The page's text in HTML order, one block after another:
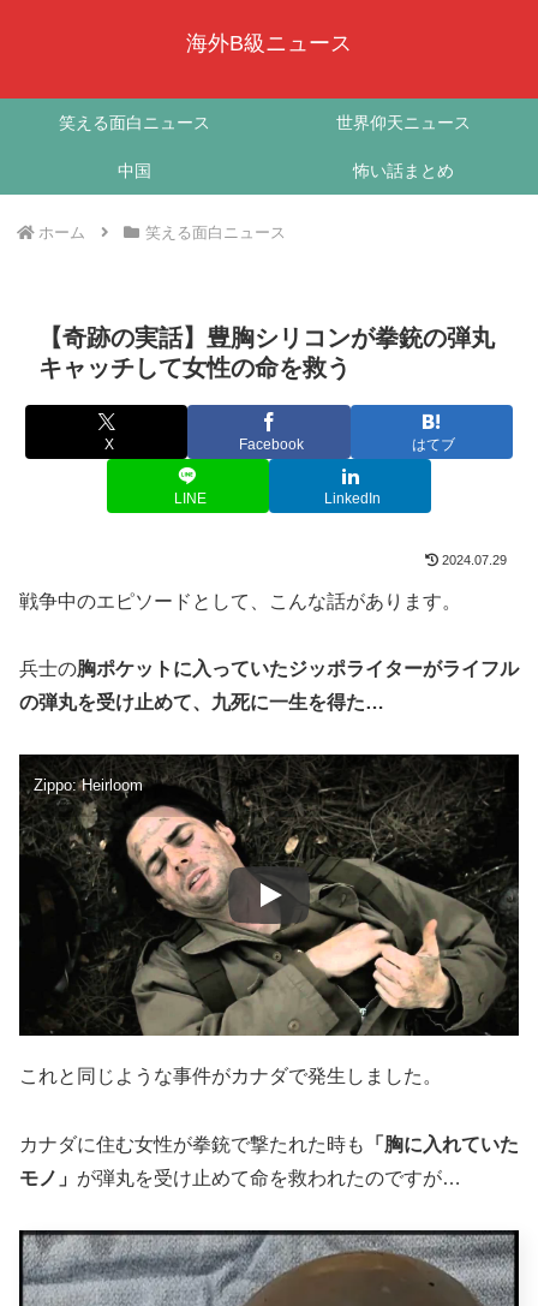
海外B級ニュース
笑える面白ニュース 世界仰天ニュース
中国 怖い話まとめ
ホーム 笑える面白ニュース
【奇跡の実話】豊胸シリコンが拳銃の弾丸
キャッチして女性の命を救う
X Facebook はてブ
LINE LinkedIn
2024.07.29
戦争中のエピソードとして、こんな話があります。
兵士の胸ポケットに入っていたジッポライターがライフル
の弾丸を受け止めて、九死に一生を得た…
Zippo: Heirloom
これと同じような事件がカナダで発生しました。
カナダに住む女性が拳銃で撃たれた時も
「胸に入れていた
モノ」 が弾丸を受け止めて命を救われたのですが…